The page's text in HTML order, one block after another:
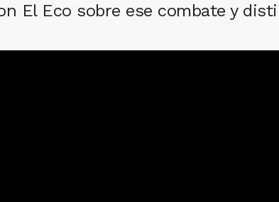
El Eco sobre ese combate y